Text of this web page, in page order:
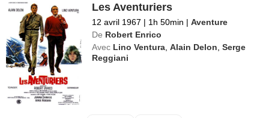
Les Aventuriers
12 avril 1967 | 1h 50min | Aventure
De Robert Enrico
Avec Lino Ventura ,Alain Delon ,Serge
Reggiani